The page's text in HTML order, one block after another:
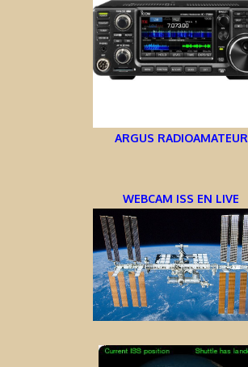
ARGUS RADIOAMATEUR
WEBCAM ISS EN LIVE